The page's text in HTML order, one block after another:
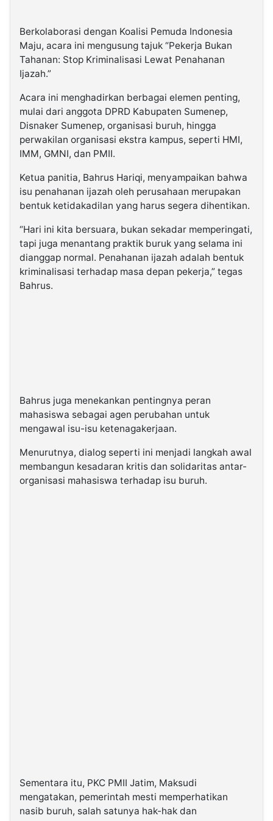
Berkolaborasi dengan Koalisi Pemuda Indonesia
Maju, acara ini mengusung tajuk “Pekerja Bukan
Tahanan: Stop Kriminalisasi Lewat Penahanan
Ijazah.”
Acara ini menghadirkan berbagai elemen penting,
mulai dari anggota DPRD Kabupaten Sumenep,
Disnaker Sumenep, organisasi buruh, hingga
perwakilan organisasi ekstra kampus, seperti HMI,
IMM, GMNI, dan PMII.
Ketua panitia, Bahrus Hariqi, menyampaikan bahwa
isu penahanan ijazah oleh perusahaan merupakan
bentuk ketidakadilan yang harus segera dihentikan.
“Hari ini kita bersuara, bukan sekadar memperingati,
tapi juga menantang praktik buruk yang selama ini
dianggap normal. Penahanan ijazah adalah bentuk
kriminalisasi terhadap masa depan pekerja,” tegas
Bahrus.
Bahrus juga menekankan pentingnya peran
mahasiswa sebagai agen perubahan untuk
mengawal isu-isu ketenagakerjaan.
Menurutnya, dialog seperti ini menjadi langkah awal
membangun kesadaran kritis dan solidaritas antar-
organisasi mahasiswa terhadap isu buruh.
Sementara itu, PKC PMII Jatim, Maksudi
mengatakan, pemerintah mesti memperhatikan
nasib buruh, salah satunya hak-hak dan